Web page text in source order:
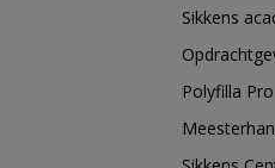
Sikkens
Polyfilla Pro